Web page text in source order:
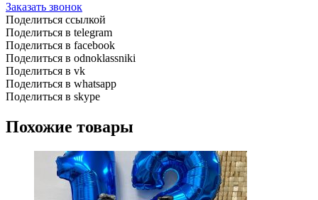
Заказать звонок
Поделиться ссылкой
Поделиться в telegram
Поделиться в facebook
Поделиться в odnoklassniki
Поделиться в vk
Поделиться в whatsapp
Поделиться в skype
Похожие товары